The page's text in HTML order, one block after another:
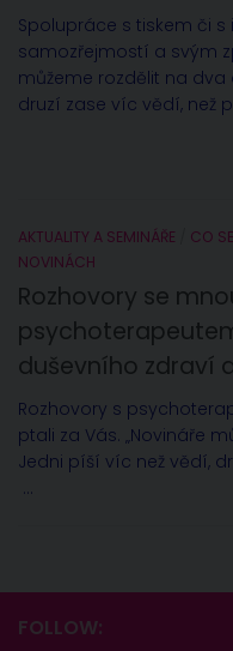
Spolupráce s tiskem či
samozřejmostí a svým
můžeme rozdělit na dva
druzí zase víc vědí, než
AKTUALITY A SEMINÁŘE CO
NOVINÁCH
Rozhovory se
duševního zdraví
Rozhovory s
ptali za Vás. „Novináře
Jedni píší víc než vědí,
...
FOLLOW: